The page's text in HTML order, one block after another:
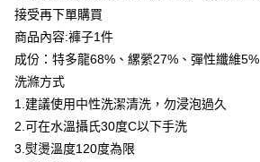
台新國際商業銀行
台灣樂天信用卡公司
ATM付款
貨到付款
運送方式
付款後全家取貨
每筆NT$80，滿NT$399(含以上)免運費
接受再下單購買
商品內容:褲子1件
成份：特多龍68%、縲縈27%、彈性纖維5%
洗滌方式
1.建議使用中性洗潔清洗，勿浸泡過久
2.可在水溫攝氏30度C以下手洗
3.熨燙溫度120度為限